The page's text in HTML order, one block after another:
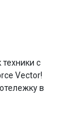
с
Vector!
в